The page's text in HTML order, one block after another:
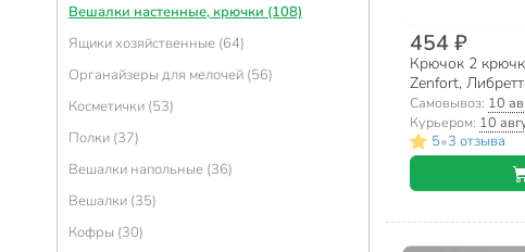
Вешалки настенные, крючки (108)
Ящики хозяйственные (64)
Органайзеры для мелочей (56)
Косметички (53)
Полки (37)
Вешалки напольные (36)
Вешалки (35)
Кофры (30)
454 ₽
Крючок 2
Zenfort,
Самовывоз: 10
Курьером: 10
5•3 отзыва